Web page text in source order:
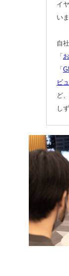
イ
い
自
「
「
ビ
ど
し